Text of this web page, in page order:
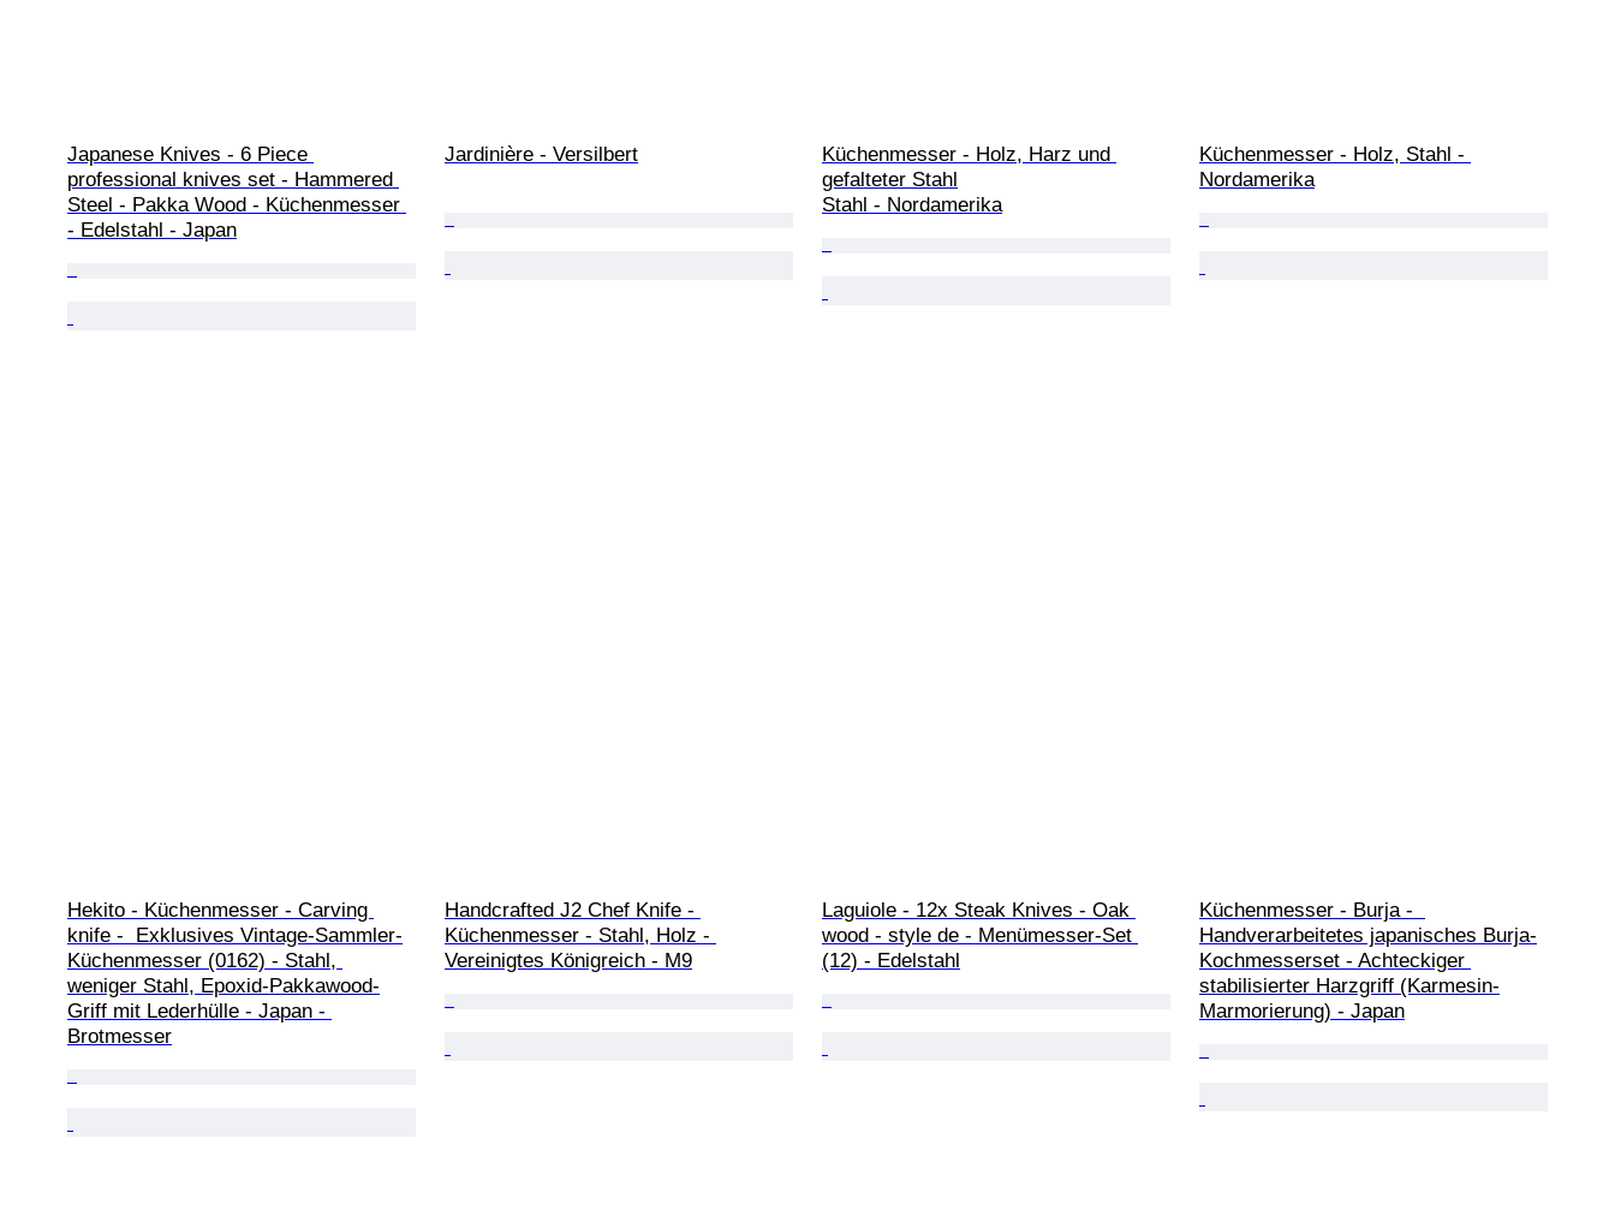
Japanese Knives - 6 Piece
professional knives set - Hammered
Steel - Pakka Wood - Küchenmesser
- Edelstahl - Japan
Jardinière - Versilbert
Küchenmesser - Holz, Harz und
gefalteter Stahl
Stahl - Nordamerika
Küchenmesser - Holz, Stahl -
Nordamerika
Hekito - Küchenmesser - Carving
knife -  Exklusives Vintage-Sammler-
Küchenmesser (0162) - Stahl,
weniger Stahl, Epoxid-Pakkawood-
Griff mit Lederhülle - Japan -
Brotmesser
Handcrafted J2 Chef Knife -
Küchenmesser - Stahl, Holz -
Vereinigtes Königreich - M9
Laguiole - 12x Steak Knives - Oak
wood - style de - Menümesser-Set
(12) - Edelstahl
Küchenmesser - Burja -
Handverarbeitetes japanisches Burja-
Kochmesserset - Achteckiger
stabilisierter Harzgriff (Karmesin-
Marmorierung) - Japan